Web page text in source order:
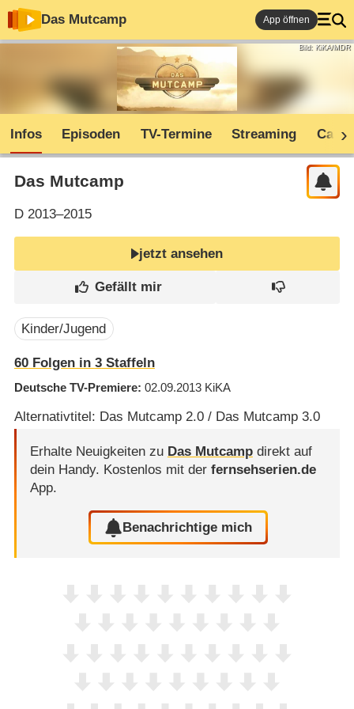
Das Mutcamp App öffnen
Bild: KiKA/MDR
Infos Episoden TV-Termine Streaming Cast
Das Mutcamp
D2013–2015
jetzt ansehen
Kinder/Jugend
60Folgen in 3Staffeln
Deutsche TV-Premiere 02.09.2013 KiKA
Alternativtitel: Das Mutcamp 2.0 / Das Mutcamp 3.0
Erhalte Neuigkeiten zu Das Mutcampdirekt auf
dein Handy. Kostenlos mit der fernsehserien.de
App.
Benachrichtige mich